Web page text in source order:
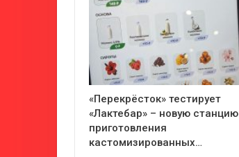
«Перекрёсток» тестирует
«Лактебар» – новую станцию
приготовления
кастомизированных…